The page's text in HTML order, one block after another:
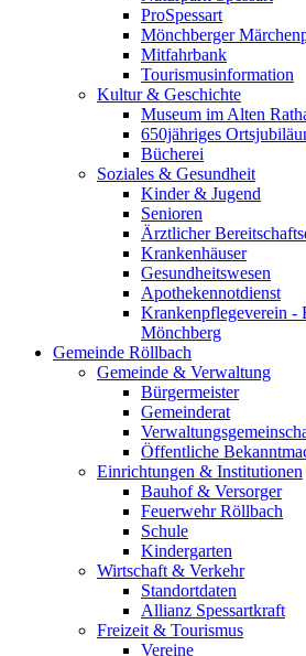
ProSpessart
Mönchberger
Mitfahrbank
Tourismusinformation
Kultur & Geschichte
Museum im Alten
650jähriges
Bücherei
Soziales & Gesundheit
Kinder & Jugend
Senioren
Ärztlicher
Krankenhäuser
Gesundheitswesen
Apothekennotdienst
Krankenpflegeverein -
Mönchberg
Gemeinde Röllbach
Gemeinde & Verwaltung
Bürgermeister
Gemeinderat
Öffentliche
Einrichtungen & Institutionen
Bauhof & Versorger
Feuerwehr Röllbach
Schule
Kindergarten
Wirtschaft & Verkehr
Standortdaten
Allianz Spessartkraft
Freizeit & Tourismus
Vereine